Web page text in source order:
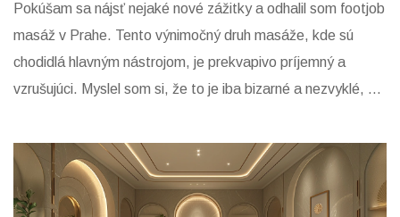
Pokúšam sa nájsť nejaké nové zážitky a odhalil som footjob
masáž v Prahe. Tento výnimočný druh masáže, kde sú
chodidlá hlavným nástrojom, je prekvapivo príjemný a
vzrušujúci. Myslel som si, že to je iba bizarné a nezvyklé, ale
vyskúšajte to na vlastnej koži.